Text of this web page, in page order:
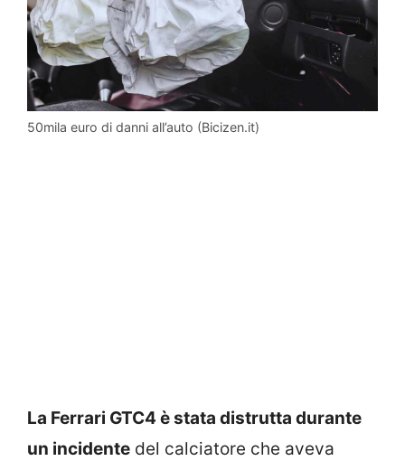
50mila euro di danni all’auto (Bicizen.it)
La Ferrari GTC4 è stata distrutta durante
un incidente del calciatore che aveva